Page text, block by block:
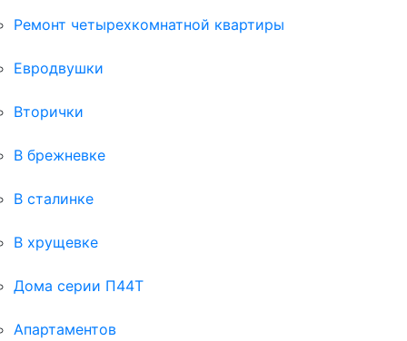
Ремонт четырехкомнатной квартиры
Евродвушки
Вторички
В брежневке
В сталинке
В хрущевке
Дома серии П44Т
Апартаментов